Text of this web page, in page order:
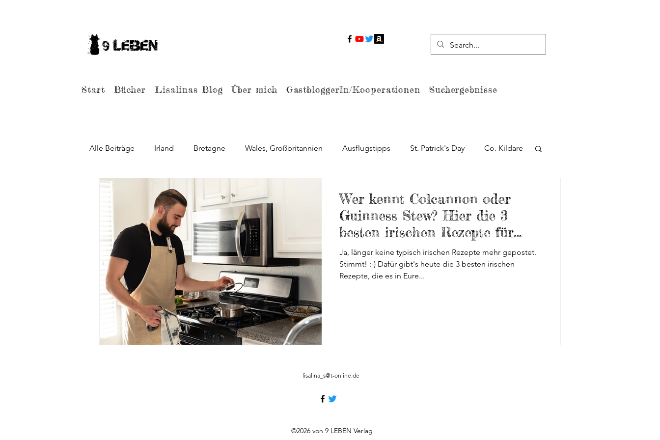
Start Bücher Lisalinas Blog Über mich GastbloggerIn/Kooperationen Suchergebnisse
Alle Beiträge Irland Bretagne Wales, Großbritannien Ausflugstipps St. Patrick's Day Co. Kildare
Rezepte Game of Thrones
Leseprobe Grafschaft Kildare Ausflugstipps Reisen mit Hund Pubs Biergarten
Restaurants Bloomsday James Joyce Wohnmobil Fähren nach Irland Hund Impfung Einreise
St Brigid Reiseführer Nordirland Wicklow Mountains
Wer kennt Colcannon oder
Guinness Stew? Hier die 3
besten irischen Rezepte für
Eure Sammlung
Ja, länger keine typisch irischen Rezepte mehr gepostet.
Stimmt! :-) Dafür gibt's heute die 3 besten irischen
Rezepte, die es in Eure...
lisalina_s@t-online.de
©2026 von 9 LEBEN Verlag